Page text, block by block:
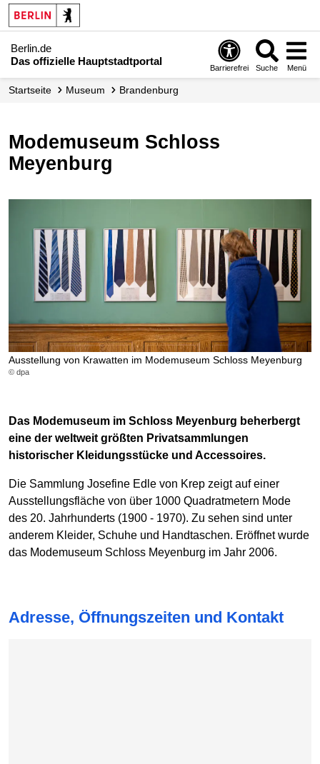
Berlin.de
Das offizielle Hauptstadtportal
Barrierefrei Suche Menü
Startseite Museum Brandenburg
Modemuseum Schloss
Meyenburg
Ausstellung von Krawatten im Modemuseum Schloss Meyenburg
© dpa
Das Modemuseum im Schloss Meyenburg beherbergt
eine der weltweit größten Privatsammlungen
historischer Kleidungsstücke und Accessoires.
Die Sammlung Josefine Edle von Krep zeigt auf einer
Ausstellungsfläche von über 1000 Quadratmetern Mode
des 20. Jahrhunderts (1900 - 1970). Zu sehen sind unter
anderem Kleider, Schuhe und Handtaschen. Eröffnet wurde
das Modemuseum Schloss Meyenburg im Jahr 2006.
Adresse, Öffnungszeiten und Kontakt